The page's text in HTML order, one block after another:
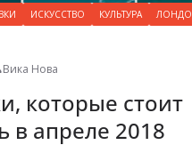
ИСКУССТВО КУЛЬТУРА
Вика Нова
которые стоит
в апреле 2018